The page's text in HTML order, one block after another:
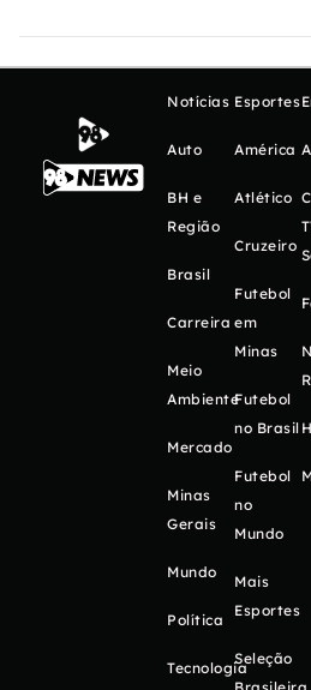
Notícias
Auto
BH e
Região
Brasil
Carreira
Meio
Ambiente
Mercado
Minas
Gerais
Mundo
Política
Tecnologia
Esportes
América
Atlético
Cruzeiro
Futebol
em
Minas
Futebol
no Brasil
Futebol
no
Mundo
Mais
Esportes
Seleção